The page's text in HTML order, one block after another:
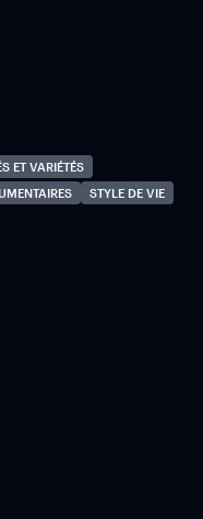
ET VARIÉTÉS
STYLE DE VIE